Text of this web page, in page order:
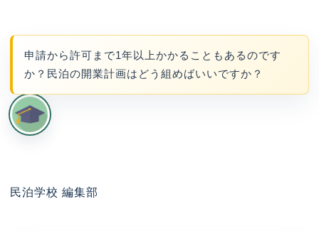
申請から許可まで1年以上かかることもあるのです
か？民泊の開業計画はどう組めばいいですか？
民泊学校 編集部